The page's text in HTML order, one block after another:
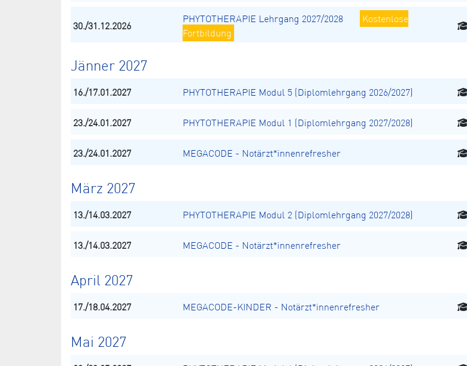
30./31.12.2026
PHYTOTHERAPIE Lehrgang 2027/2028
Kostenlose
Fortbildung
Jänner 2027
16./17.01.2027 PHYTOTHERAPIE Modul 5 (Diplomlehrgang 2026/2027)
23./24.01.2027 PHYTOTHERAPIE Modul 1 (Diplomlehrgang 2027/2028)
23./24.01.2027 MEGACODE - Notärzt*innenrefresher
März 2027
13./14.03.2027 PHYTOTHERAPIE Modul 2 (Diplomlehrgang 2027/2028)
13./14.03.2027 MEGACODE - Notärzt*innenrefresher
April 2027
17./18.04.2027 MEGACODE-KINDER - Notärzt*innenrefresher
Mai 2027